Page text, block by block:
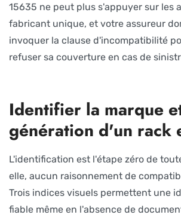
15635 ne peut plus s'appuyer sur les
fabricant unique, et votre assureur
invoquer la clause d'incompatibilité
refuser sa couverture en cas de
Identifier la marque
génération d'un rack
L'identification est l'étape zéro de
elle, aucun raisonnement de
Trois indices visuels permettent une
fiable même en l'absence de